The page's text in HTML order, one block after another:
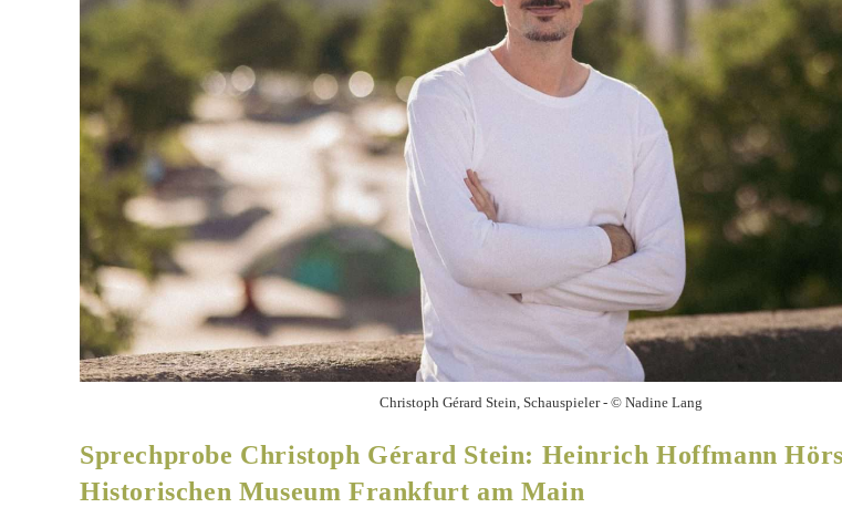
Christoph Gérard Stein, Schauspieler - © Nadine Lang
Sprechprobe Christoph Gérard Stein: Heinrich Hoffmann
Historischen Museum Frankfurt am Main